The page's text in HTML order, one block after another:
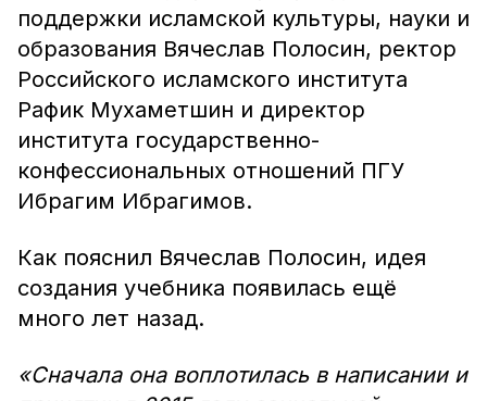
поддержки исламской культуры, науки и
образования Вячеслав Полосин, ректор
Российского исламского института
Рафик Мухаметшин и директор
института государственно-
конфессиональных отношений ПГУ
Ибрагим Ибрагимов.
Как пояснил Вячеслав Полосин, идея
создания учебника появилась ещё
много лет назад.
«Сначала она воплотилась в написании и